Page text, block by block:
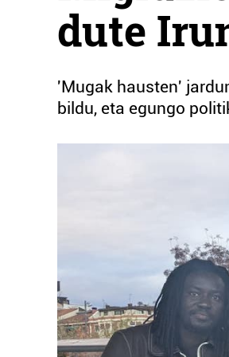
dute
'Mugak hausten'
bildu, eta egungo